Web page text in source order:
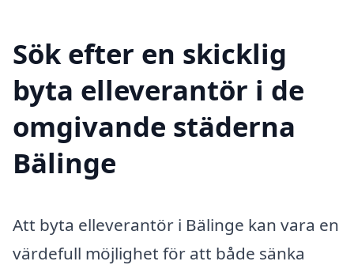
Sök efter en skicklig
byta elleverantör i de
omgivande städerna
Bälinge
Att byta elleverantör i Bälinge kan vara en
värdefull möjlighet för att både sänka